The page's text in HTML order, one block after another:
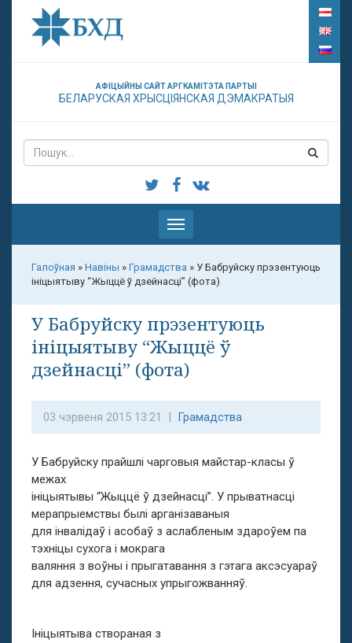
АФІЦЫЙНЫ САЙТ АРГКАМІТЭТА ПАРТЫІ
БЕЛАРУСКАЯ ХРЫСЦІЯНСКАЯ ДЭМАКРАТЫЯ
Паказаць
меню
Галоўная » Навіны » Грамадства » У Бабруйску прэзентуюць
ініцыятыву “Жыццё ў дзейнасці” (фота)
У Бабруйску прэзентуюць
ініцыятыву “Жыццё ў
дзейнасці” (фота)
03 чэрвеня 2015 13:21 | Грамадства
У Бабруйску прайшлі чарговыя майстар-класы ў
межах
ініцыятывы “Жыццё ў дзейнасці”. У прыватнасці
мерапрыемствы былі арганізаваныя
для інвалідаў і асобаў з аслабленым здароўем па
тэхніцы сухога і мокрага
валяння з воўны і прыгатавання з гэтага аксэсуараў
для адзення, сучасных упрыгожванняў.
Ініцыятыва створаная з